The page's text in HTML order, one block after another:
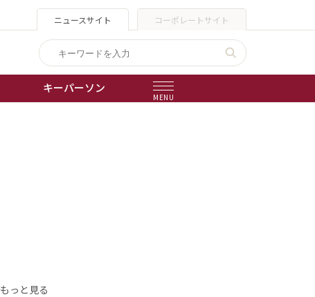
ニュースサイト コーポレートサイト
キーパーソン
MENU
もっと見る